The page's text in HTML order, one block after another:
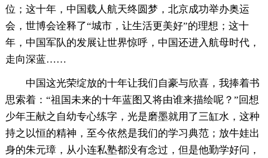
位；这十年，中国载人航天终圆梦，北京成功举办奥运
会，世博会诠释了“城市，让生活更美好”的理想；这十
年，中国军队的发展让世界惊呼，中国还进入航母时代，
走向深蓝……
中国这光荣绽放的十年让我们自豪与欣喜，我捧着书
思索着：“祖国未来的十年蓝图又将由谁来描绘呢？”回想
少年王献之自幼专心练字，光是磨墨就用了三缸水，这种
持之以恒的精神，至今依然是我们的学习典范；放牛娃出
身的朱元璋，从小连私塾都没有念过，但是他勤学好问，